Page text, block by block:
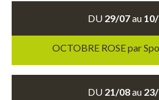
DU 29/07au
OCTOBRE ROSE par
DU 21/08au